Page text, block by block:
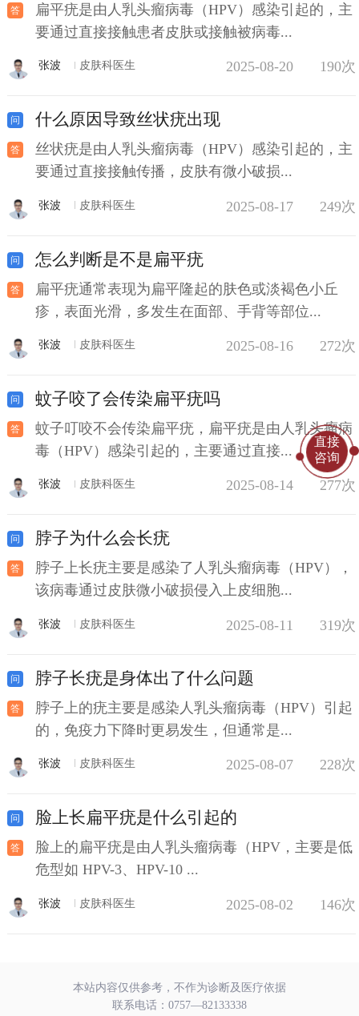
扁平疣是由人乳头瘤病毒（HPV）感染引起的，主
要通过直接接触患者皮肤或接触被病毒...
张波 皮肤科医生 2025-08-20 190次
什么原因导致丝状疣出现
丝状疣是由人乳头瘤病毒（HPV）感染引起的，主
要通过直接接触传播，皮肤有微小破损...
张波 皮肤科医生 2025-08-17 249次
怎么判断是不是扁平疣
扁平疣通常表现为扁平隆起的肤色或淡褐色小丘
疹，表面光滑，多发生在面部、手背等部位...
张波 皮肤科医生 2025-08-16 272次
蚊子咬了会传染扁平疣吗
蚊子叮咬不会传染扁平疣，扁平疣是由人乳头瘤病
毒（HPV）感染引起的，主要通过直接...
张波 皮肤科医生 2025-08-14 277次
脖子为什么会长疣
脖子上长疣主要是感染了人乳头瘤病毒（HPV），
该病毒通过皮肤微小破损侵入上皮细胞...
张波 皮肤科医生 2025-08-11 319次
脖子长疣是身体出了什么问题
脖子上的疣主要是感染人乳头瘤病毒（HPV）引起
的，免疫力下降时更易发生，但通常是...
张波 皮肤科医生 2025-08-07 228次
脸上长扁平疣是什么引起的
脸上的扁平疣是由人乳头瘤病毒（HPV，主要是低
危型如 HPV-3、HPV-10 ...
张波 皮肤科医生 2025-08-02 146次
本站内容仅供参考，不作为诊断及医疗依据
联系电话： 0757—82133338
直接
咨询